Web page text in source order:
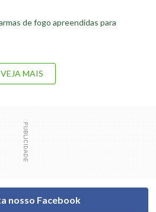
de fogo apreendidas para
VEJA MAIS
nosso Facebook